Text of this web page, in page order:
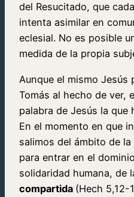
del Resucitado, que
intenta asimilar en
eclesial. No es posible
medida de la propia
Aunque el mismo Jesús
Tomás al hecho de ver,
palabra de Jesús la que
En el momento en que
salimos del ámbito de
para entrar en el
solidaridad humana, de
compartida (Hech 5,12-